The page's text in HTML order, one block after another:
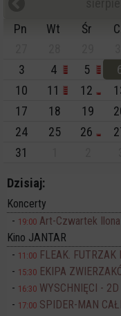
Pn
Wt Śr
3
4 5
10
11 12
17
18 19
24
25 26
31
Dzisiaj:
Koncerty
19:00 Art-Czwartek
Kino JANTAR
11:00 FLEAK.
15:30 EKIPA
16:30 WYSCHNIĘCI - 2D
17:00 SPIDER-MAN